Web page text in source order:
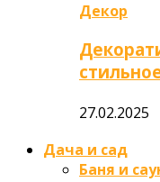
Декор
27.02.2025
Дача и сад
Баня и